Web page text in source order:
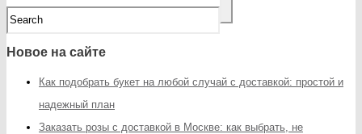
Новое на сайте
Как подобрать букет на любой случай с доставкой: простой и
надежный план
Заказать розы с доставкой в Москве: как выбрать, не